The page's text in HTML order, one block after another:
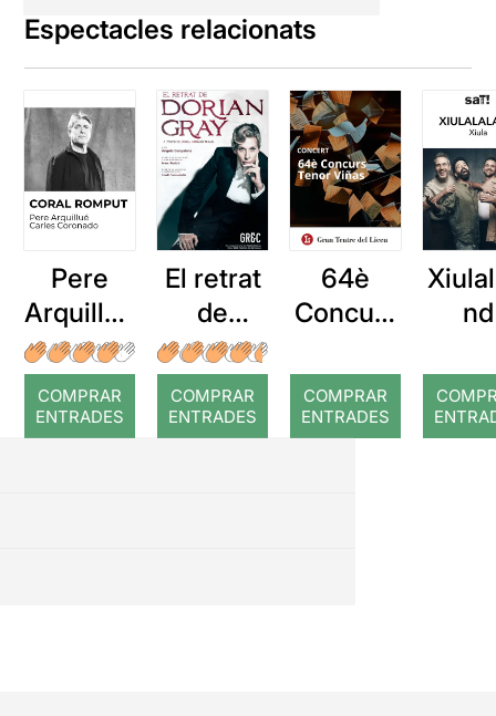
Espectacles relacionats
Pere
Arquillué
: Coral
romput
COMPRAR
ENTRADES
El retrat
de
Dorian
Gray
COMPRAR
ENTRADES
64è
Concurs
Viñas
COMPRAR
ENTRADES
nd